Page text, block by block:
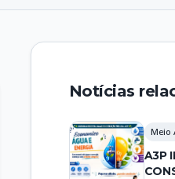
Notícias
Meio
A3P